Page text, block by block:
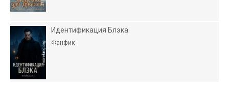
Идентификация Блэка
Фанфик